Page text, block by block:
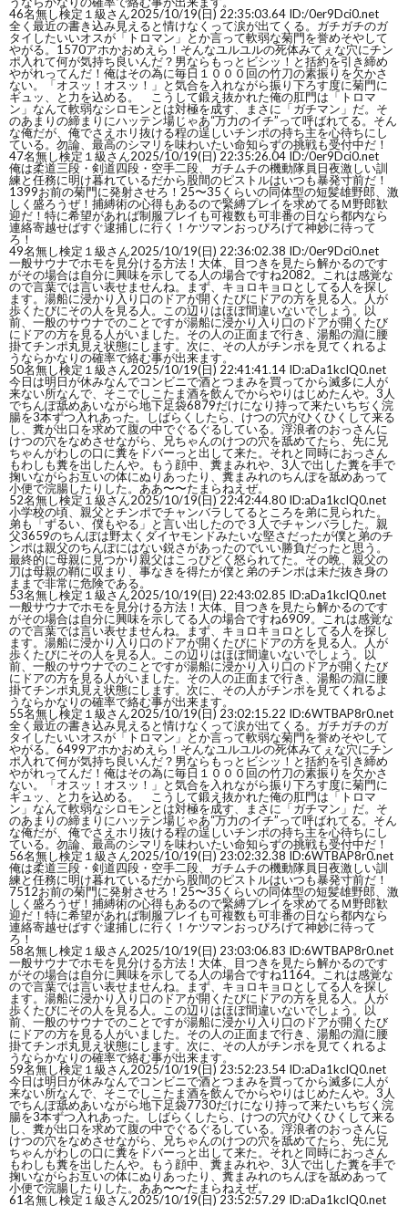
46名無し検定１級さん2025/10/19(日) 22:35:03.64 ID:/0er9Dci0.net
全く最近の書き込み見えると情けなくって涙が出てくる。ガチガチのガ
タイしたいいオスが「トロマン」とか言って軟弱な菊門を誉めそやして
やがる。1570アホかおめえら！そんなユルユルの死体みてぇな穴にチン
ポ入れて何が気持ち良いんだ？男ならもっとビシッ！と括約を引き締め
やがれってんだ！俺はその為に毎日１０００回の竹刀の素振りを欠かさ
ない。「オスッ！オスッ！」と気合を入れながら振り下ろす度に菊門に
ギュッ、と力を込める。 こうして鍛え抜かれた俺の肛門は「トロマ
ン」なんて軟弱なシロモンとは対極を成す、まさに「ガチマン」だ。そ
のあまりの締まりにハッテン場じゃあ“万力のイチ”って呼ばれてる。そん
な俺だが、俺でさえホリ抜ける程の逞しいチンポの持ち主を心待ちにし
ている。勿論、最高のシマリを味わいたい命知らずの挑戦も受付中だ！
47名無し検定１級さん2025/10/19(日) 22:35:26.04 ID:/0er9Dci0.net
俺は柔道三段・剣道四段・空手二段、ガチムチの機動隊員日夜激しい訓
練と任務に明け暮れているだから股間のピストルはいつも暴発寸前だ！
1399お前の菊門に発射させろ！25〜35くらいの同体型の短髪雄野郎、激
しく盛ろうぜ！捕縛術の心得もあるので緊縛プレイを求めてるＭ野郎歓
迎だ！特に希望があれば制服プレイも可複数も可非番の日なら都内なら
連絡寄越せばすぐ逮捕しに行く！ケツマンおっぴろげて神妙に待って
ろ！
49名無し検定１級さん2025/10/19(日) 22:36:02.38 ID:/0er9Dci0.net
一般サウナでホモを見分ける方法！大体、目つきを見たら解かるのです
がその場合は自分に興味を示してる人の場合ですね2082。これは感覚な
ので言葉では言い表せませんね。まず、キョロキョロとしてる人を探し
ます。湯船に浸かり入り口のドアが開くたびにドアの方を見る人。人が
歩くたびにその人を見る人。この辺りはほぼ間違いないでしょう。以
前、一般のサウナでのことですが湯船に浸かり入り口のドアが開くたび
にドアの方を見る人がいました。その人の正面まで行き、湯船の淵に腰
掛てチンポ丸見え状態にします。次に、その人がチンポを見てくれるよ
うならかなりの確率で絡む事が出来ます。
50名無し検定１級さん2025/10/19(日) 22:41:41.14 ID:aDa1kcIQ0.net
今日は明日が休みなんでコンビニで酒とつまみを買ってから滅多に人が
来ない所なんで、そこでしこたま酒を飲んでからやりはじめたんや。3人
でちんぽ舐めあいながら地下足袋6879だけになり持って来たいちぢく浣
腸を3本ずつ入れあった。しばらくしたら、けつの穴がひくひくして来る
し、糞が出口を求めて腹の中でぐるぐるしている。浮浪者のおっさんに
けつの穴をなめさせながら、兄ちゃんのけつの穴を舐めてたら、先に兄
ちゃんがわしの口に糞をドバーっと出して来た。それと同時におっさん
もわしも糞を出したんや。もう顔中、糞まみれや、3人で出した糞を手で
掬いながらお互いの体にぬりあったり、糞まみれのちんぽを舐めあって
小便で浣腸したりした。ああ〜〜たまらねえぜ。
52名無し検定１級さん2025/10/19(日) 22:42:44.80 ID:aDa1kcIQ0.net
小学校の頃、親父とチンポでチャンバラしてるところを弟に見られた。
弟も「ずるい、僕もやる」と言い出したので３人でチャンバラした。親
父3659のちんぽは野太くダイヤモンドみたいな堅さだったが僕と弟のチ
ンポは親父のちんぽにはない鋭さがあったのでいい勝負だったと思う。
最終的に母親に見つかり親父はこっぴどく怒られてた。その晩、親父の
刀は母親の鞘に収まり、事なきを得たが僕と弟のチンポは未だ抜き身の
ままで非常に危険である。
53名無し検定１級さん2025/10/19(日) 22:43:02.85 ID:aDa1kcIQ0.net
一般サウナでホモを見分ける方法！大体、目つきを見たら解かるのです
がその場合は自分に興味を示してる人の場合ですね6909。これは感覚な
ので言葉では言い表せませんね。まず、キョロキョロとしてる人を探し
ます。湯船に浸かり入り口のドアが開くたびにドアの方を見る人。人が
歩くたびにその人を見る人。この辺りはほぼ間違いないでしょう。以
前、一般のサウナでのことですが湯船に浸かり入り口のドアが開くたび
にドアの方を見る人がいました。その人の正面まで行き、湯船の淵に腰
掛てチンポ丸見え状態にします。次に、その人がチンポを見てくれるよ
うならかなりの確率で絡む事が出来ます。
55名無し検定１級さん2025/10/19(日) 23:02:15.22 ID:6WTBAP8r0.net
全く最近の書き込み見えると情けなくって涙が出てくる。ガチガチのガ
タイしたいいオスが「トロマン」とか言って軟弱な菊門を誉めそやして
やがる。6499アホかおめえら！そんなユルユルの死体みてぇな穴にチン
ポ入れて何が気持ち良いんだ？男ならもっとビシッ！と括約を引き締め
やがれってんだ！俺はその為に毎日１０００回の竹刀の素振りを欠かさ
ない。「オスッ！オスッ！」と気合を入れながら振り下ろす度に菊門に
ギュッ、と力を込める。 こうして鍛え抜かれた俺の肛門は「トロマ
ン」なんて軟弱なシロモンとは対極を成す、まさに「ガチマン」だ。そ
のあまりの締まりにハッテン場じゃあ“万力のイチ”って呼ばれてる。そん
な俺だが、俺でさえホリ抜ける程の逞しいチンポの持ち主を心待ちにし
ている。勿論、最高のシマリを味わいたい命知らずの挑戦も受付中だ！
56名無し検定１級さん2025/10/19(日) 23:02:32.38 ID:6WTBAP8r0.net
俺は柔道三段・剣道四段・空手二段、ガチムチの機動隊員日夜激しい訓
練と任務に明け暮れているだから股間のピストルはいつも暴発寸前だ！
7512お前の菊門に発射させろ！25〜35くらいの同体型の短髪雄野郎、激
しく盛ろうぜ！捕縛術の心得もあるので緊縛プレイを求めてるＭ野郎歓
迎だ！特に希望があれば制服プレイも可複数も可非番の日なら都内なら
連絡寄越せばすぐ逮捕しに行く！ケツマンおっぴろげて神妙に待って
ろ！
58名無し検定１級さん2025/10/19(日) 23:03:06.83 ID:6WTBAP8r0.net
一般サウナでホモを見分ける方法！大体、目つきを見たら解かるのです
がその場合は自分に興味を示してる人の場合ですね1164。これは感覚な
ので言葉では言い表せませんね。まず、キョロキョロとしてる人を探し
ます。湯船に浸かり入り口のドアが開くたびにドアの方を見る人。人が
歩くたびにその人を見る人。この辺りはほぼ間違いないでしょう。以
前、一般のサウナでのことですが湯船に浸かり入り口のドアが開くたび
にドアの方を見る人がいました。その人の正面まで行き、湯船の淵に腰
掛てチンポ丸見え状態にします。次に、その人がチンポを見てくれるよ
うならかなりの確率で絡む事が出来ます。
59名無し検定１級さん2025/10/19(日) 23:52:23.54 ID:aDa1kcIQ0.net
今日は明日が休みなんでコンビニで酒とつまみを買ってから滅多に人が
来ない所なんで、そこでしこたま酒を飲んでからやりはじめたんや。3人
でちんぽ舐めあいながら地下足袋7730だけになり持って来たいちぢく浣
腸を3本ずつ入れあった。しばらくしたら、けつの穴がひくひくして来る
し、糞が出口を求めて腹の中でぐるぐるしている。浮浪者のおっさんに
けつの穴をなめさせながら、兄ちゃんのけつの穴を舐めてたら、先に兄
ちゃんがわしの口に糞をドバーっと出して来た。それと同時におっさん
もわしも糞を出したんや。もう顔中、糞まみれや、3人で出した糞を手で
掬いながらお互いの体にぬりあったり、糞まみれのちんぽを舐めあって
小便で浣腸したりした。ああ〜〜たまらねえぜ。
61名無し検定１級さん2025/10/19(日) 23:52:57.29 ID:aDa1kcIQ0.net